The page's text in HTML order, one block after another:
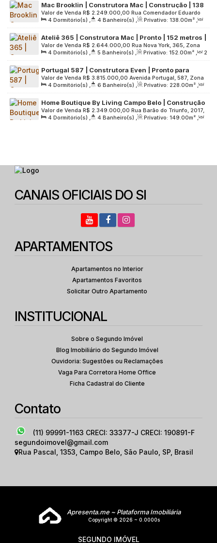
Terreno: 3044.00 m²
Mac Brooklin | Construtora Mac | Construção | 138
metros | 04 dormitórios | 02 suítes | lavabo |
varanda goumert | 02 vagas
R$ 2.249.000,00
Valor de Venda
Rua Comendador Eduardo
Saccab, 280, Zona Sul, 04601-070, Brooklin Paulista, São
Paulo, São Paulo, Brasil
4 Dormitório(s) , 4 Banheiro(s) , Privativo: 138.00m² ,
2 Sala(s) , 2 Suíte(s) , 2 Vaga(s) , Útil: 138.00m² ,
Terreno: 3068 .00m²
Ateliê 365 | Construtora Mac | Pronto | 152 metros |
04 dormitórios | 02 suítes | hall privativo | 02
vagas
R$ 2.644.000,00
Valor de Venda
Rua Nova York, 365, Zona
Sul, 04560-000, Brooklin Paulista, São Paulo, São Paulo,
Brasil
4 Dormitório(s) , 5 Banheiro(s) , Privativo: 152.00m² ,
2
Sala(s) , 2 Suíte(s) , 2 Vaga(s) , Útil: 152.00m² ,
Terreno: 3312.00 m²
Portugal 587 | Construtora Even | Pronto para
morar | 228 metros | 04 suítes | varanda gourmet |
03 vagas
R$ 3.815.000,00
Valor de Venda
Avenida Portugal, 587, Zona
Sul, 04559-001, Brooklin Paulista, São Paulo, São Paulo,
Brasil
4 Dormitório(s) , 6 Banheiro(s) , Privativo: 228.00m² ,
2 Sala(s) , 4 Suíte(s) , 3 Vaga(s) , Útil: 228.00m² ,
Terreno: 4027.00m²
Home Boutique By Living Campo Belo | Construção
| 149 metros | 04 dormitórios | 02 suítes | 02 vagas
R$ 2.349.000,00
Valor de Venda
Rua Barão do Triunfo, 2017,
Zona Sul, 04602-007, Brooklin Paulista, São Paulo, São
4 Dormitório(s) , 4 Banheiro(s) , Privativo: 149.00m² ,
CANAIS OFICIAIS DO SI
APARTAMENTOS
Apartamentos no Interior
Apartamentos Favoritos
Solicitar Outro Apartamento
INSTITUCIONAL
Sobre o Segundo Imóvel
Blog Imobiliário do Segundo Imóvel
Ouvidoria: Sugestões ou Reclamações
Vaga Para Corretora Home Office
Ficha Cadastral do Cliente
Contato
(11) 99991-1163 CRECI: 33377-J CRECI: 190891-F
segundoimovel@gmail.com
Rua Pascal 1353 Campo Belo São Paulo SP Brasil
Apresenta.me ~ Plataforma Imobiliária
Copyright © 2026 ~ 0.0000s
SEGUNDO IMÓVEL